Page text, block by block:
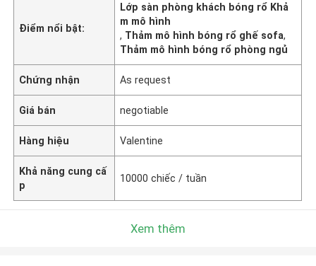
Điểm nổi bật:
Lớp sàn phòng khách bóng rổ Khả
m mô hình
, Thảm mô hình bóng rổ ghế sofa,
Thảm mô hình bóng rổ phòng ngủ
Chứng nhận As request
Giá bán negotiable
Hàng hiệu Valentine
Khả năng cung cấ
p
10000 chiếc / tuần
Xem thêm